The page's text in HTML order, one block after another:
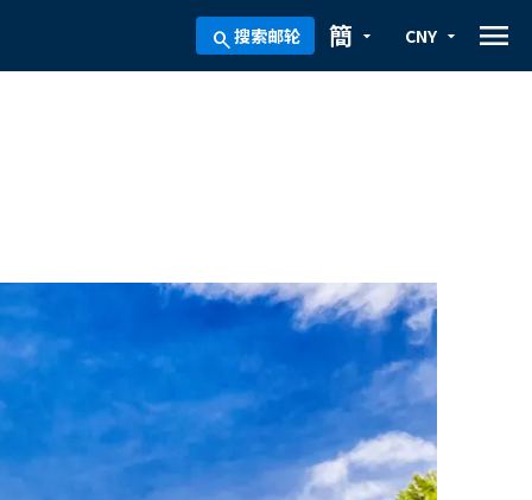
search搜索邮轮 arrow_drop_down
簡 arrow_drop_down
CNY menu